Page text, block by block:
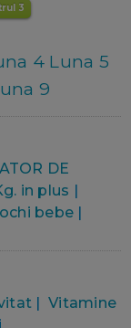
3
4 Luna 5
9
DE
in plus |
bebe |
|Vitamine